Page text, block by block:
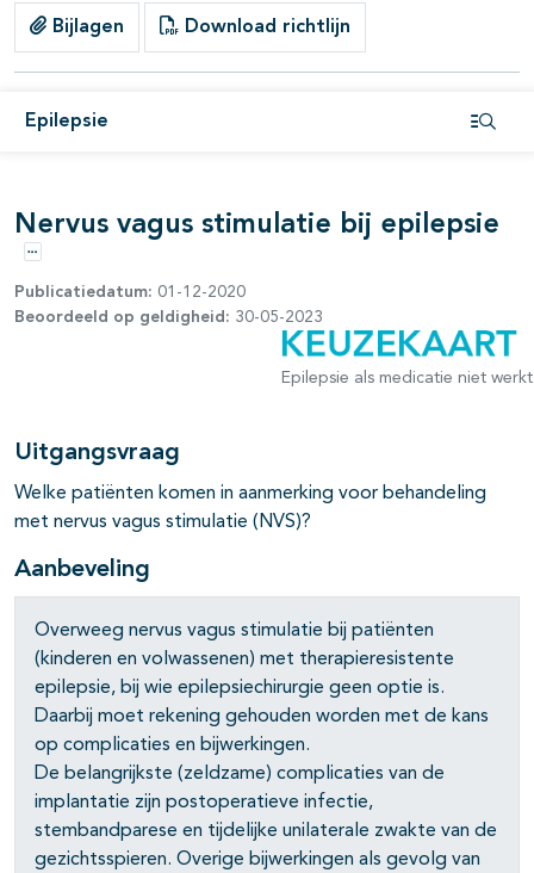
Bijlagen Download richtlijn
Epilepsie
open- en dichtklappen
open- en dichtklappen
open- en dichtklappen
open- en dichtklappen
open- en dichtklappen
Nervus vagus stimulatie bij epilepsie
Opties
Publicatiedatum: 01-12-2020
Beoordeeld op geldigheid: 30-05-2023
Epilepsie als medicatie niet werkt
Uitgangsvraag
Welke patiënten komen in aanmerking voor behandeling
met nervus vagus stimulatie (NVS)?
Aanbeveling
Overweeg nervus vagus stimulatie bij patiënten
(kinderen en volwassenen) met therapieresistente
epilepsie, bij wie epilepsiechirurgie geen optie is.
Daarbij moet rekening gehouden worden met de kans
op complicaties en bijwerkingen.
De belangrijkste (zeldzame) complicaties van de
implantatie zijn postoperatieve infectie,
stembandparese en tijdelijke unilaterale zwakte van de
gezichtsspieren. Overige bijwerkingen als gevolg van